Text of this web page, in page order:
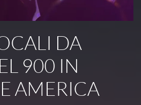
DA
900 IN
AMERICA